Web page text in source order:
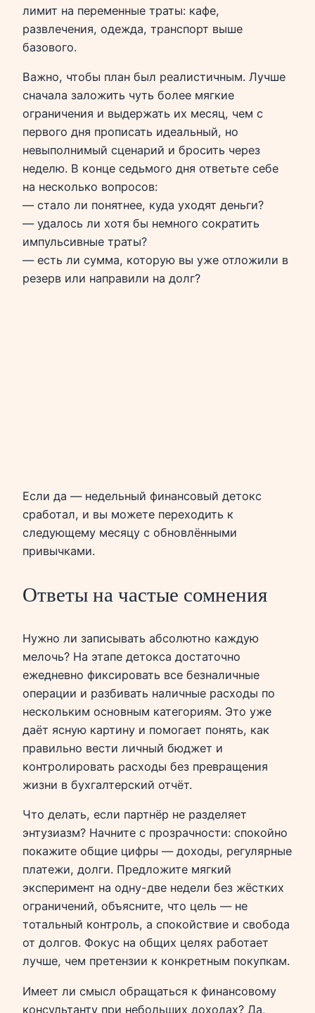
лимит на переменные траты: кафе,
развлечения, одежда, транспорт выше
базового.
Важно, чтобы план был реалистичным. Лучше
сначала заложить чуть более мягкие
ограничения и выдержать их месяц, чем с
первого дня прописать идеальный, но
невыполнимый сценарий и бросить через
неделю. В конце седьмого дня ответьте себе
на несколько вопросов:
— стало ли понятнее, куда уходят деньги?
— удалось ли хотя бы немного сократить
импульсивные траты?
— есть ли сумма, которую вы уже отложили в
резерв или направили на долг?
Если да — недельный финансовый детокс
сработал, и вы можете переходить к
следующему месяцу с обновлёнными
привычками.
Ответы на частые сомнения
Нужно ли записывать абсолютно каждую
мелочь? На этапе детокса достаточно
ежедневно фиксировать все безналичные
операции и разбивать наличные расходы по
нескольким основным категориям. Это уже
даёт ясную картину и помогает понять, как
правильно вести личный бюджет и
контролировать расходы без превращения
жизни в бухгалтерский отчёт.
Что делать, если партнёр не разделяет
энтузиазм? Начните с прозрачности: спокойно
покажите общие цифры — доходы, регулярные
платежи, долги. Предложите мягкий
эксперимент на одну-две недели без жёстких
ограничений, объясните, что цель — не
тотальный контроль, а спокойствие и свобода
от долгов. Фокус на общих целях работает
лучше, чем претензии к конкретным покупкам.
Имеет ли смысл обращаться к финансовому
консультанту при небольших доходах? Да,